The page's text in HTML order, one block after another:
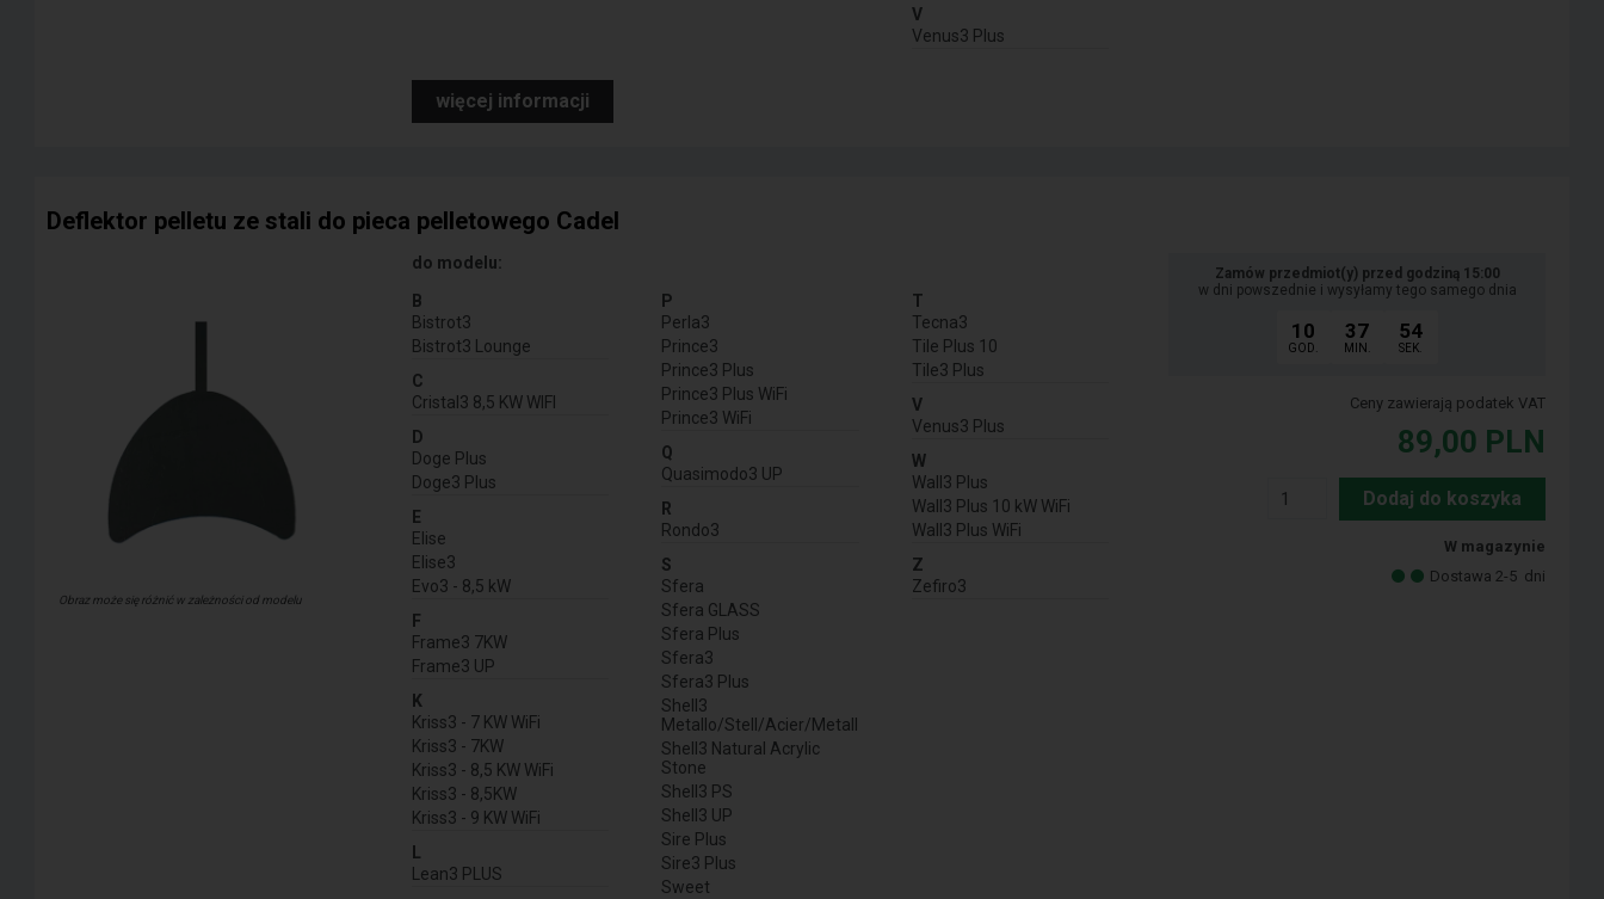
V
Venus3 Plus
więcej informacji
Deflektor pelletu ze stali do pieca pelletowego Cadel
Obraz może się różnić w zależności od modelu
do modelu:
B
Bistrot3
Bistrot3 Lounge
C
Cristal3 8,5 KW WIFI
D
Doge Plus
Doge3 Plus
E
Elise
Elise3
Evo3 - 8,5 kW
F
Frame3 7KW
Frame3 UP
K
Kriss3 - 7 KW WiFi
Kriss3 - 7KW
Kriss3 - 8,5 KW WiFi
Kriss3 - 8,5KW
Kriss3 - 9 KW WiFi
L
Lean3 PLUS
P
Perla3
Prince3
Prince3 Plus
Prince3 Plus WiFi
Prince3 WiFi
Q
Quasimodo3 UP
R
Rondo3
S
Sfera
Sfera GLASS
Sfera Plus
Sfera3
Sfera3 Plus
Shell3
Metallo/Stell/Acier/Metall
Shell3 Natural Acrylic
Stone
Shell3 PS
Shell3 UP
Sire Plus
Sire3 Plus
Sweet
T
Tecna3
Tile Plus 10
Tile3 Plus
V
Venus3 Plus
W
Wall3 Plus
Wall3 Plus 10 kW WiFi
Wall3 Plus WiFi
Z
Zefiro3
Zamów przedmiot(y) przed godziną 15:00
w dni powszednie i wysyłamy tego samego dnia
10
GOD.
37
MIN.
53
SEK.
Ceny zawierają podatek VAT
89,00 PLN
Dodaj do koszyka
W magazynie
Dostawa 2-5 dni